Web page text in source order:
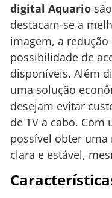
digital Aquario
destacam-se a
imagem, a
possibilidade de
disponíveis. Além
uma solução
desejam evitar
de TV a cabo.
possível obter uma
clara e estável,